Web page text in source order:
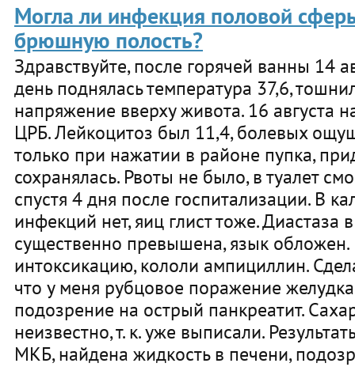
Могла ли инфекция половой
брюшную полость?
Здравствуйте, после горячей ванны 14
день поднялась температура 37,6,
напряжение вверху живота. 16 августа
ЦРБ. Лейкоцитоз был 11,4, болевых
только при нажатии в районе пупка,
сохранялась. Рвоты не было, в туалет
спустя 4 дня после госпитализации. В
инфекций нет, яиц глист тоже. Диастаза
существенно превышена, язык
интоксикацию, кололи ампициллин.
что у меня рубцовое поражение
подозрение на острый панкреатит.
неизвестно, т. к. уже выписали.
МКБ, найдена жидкость в печени,